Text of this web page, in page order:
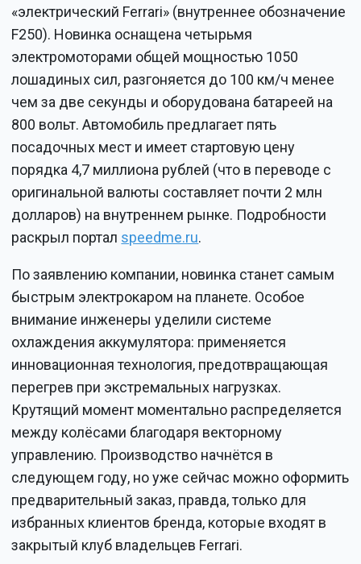
«электрический Ferrari» (внутреннее обозначение
F250). Новинка оснащена четырьмя
электромоторами общей мощностью 1050
лошадиных сил, разгоняется до 100 км/ч менее
чем за две секунды и оборудована батареей на
800 вольт. Автомобиль предлагает пять
посадочных мест и имеет стартовую цену
порядка 4,7 миллиона рублей (что в переводе с
оригинальной валюты составляет почти 2 млн
долларов) на внутреннем рынке. Подробности
раскрыл портал speedme.ru.
По заявлению компании, новинка станет самым
быстрым электрокаром на планете. Особое
внимание инженеры уделили системе
охлаждения аккумулятора: применяется
инновационная технология, предотвращающая
перегрев при экстремальных нагрузках.
Крутящий момент моментально распределяется
между колёсами благодаря векторному
управлению. Производство начнётся в
следующем году, но уже сейчас можно оформить
предварительный заказ, правда, только для
избранных клиентов бренда, которые входят в
закрытый клуб владельцев Ferrari.